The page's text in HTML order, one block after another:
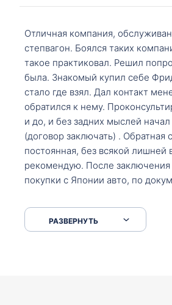
Отличная компания,
степвагон. Боялся таких
такое практиковал. Решил
была. Знакомый купил себе
стало где взял. Дал контакт
обратился к нему.
и до, и без задних мыслей
(договор заключать) . Обратная
постоянная, без всякой лишней
рекомендую. После заключения
покупки с Японии авто, по
что заполнить, куда зайти,
приехал за авто. Меня тепло
РАЗВЕРНУТЬ